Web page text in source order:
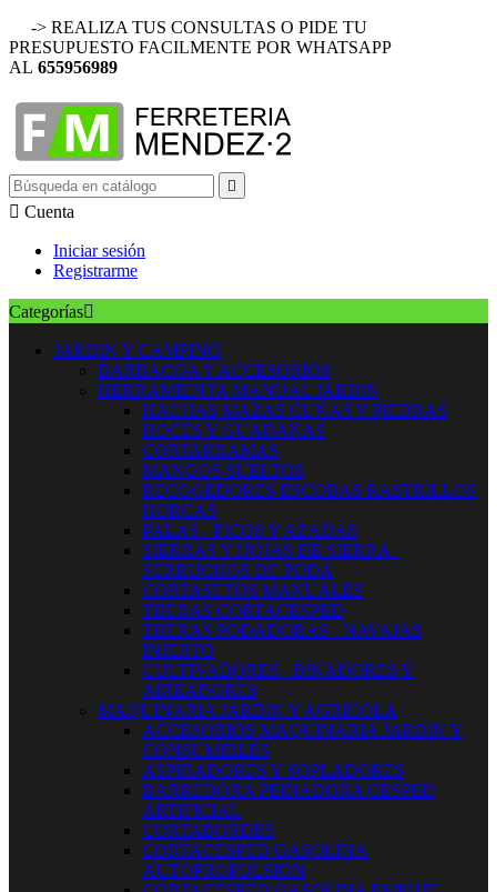
-> REALIZA TUS CONSULTAS O PIDE TU
PRESUPUESTO FACILMENTE POR WHATSAPP
AL 655956989

 Cuenta
Iniciar sesión
Registrarme
Categorías
JARDIN Y CAMPING
BARBACOA Y ACCESORIOS
HERRAMIENTA MANUAL JARDIN
HACHAS MAZAS CUÑAS Y PIEDRAS
HOCES Y GUADAÑAS
CORTARRAMAS
MANGOS SUELTOS
RECOGEDORES ESCOBAS RASTRILLOS
HORCAS
PALAS - PICOS Y AZADAS
SIERRAS Y HOJAS DE SIERRA -
SERRUCHOS DE PODA
CORTASETOS MANUALES
TIJERAS CORTACESPED
TIJERAS PODADORAS - NAVAJAS
INJERTO
CULTIVADORES - BINADORES Y
AIREADORES
MAQUINARIA JARDIN Y AGRICOLA
ACCESORIOS MAQUINARIA JARDIN Y
CONSUMIBLES
ASPIRADORES Y SOPLADORES
BARREDORA PEINADORA CESPED
ARTIFICIAL
CORTABORDES
CORTACESPED GASOLINA
AUTOPROPULSION